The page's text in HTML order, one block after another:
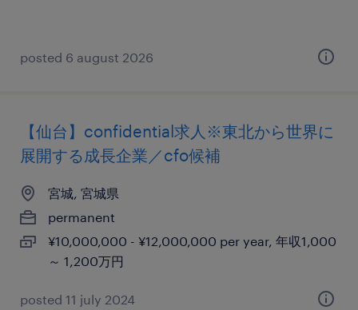
posted 6 august 2026
【仙台】confidential求人※東北から世界に
展開する成長企業／cfo候補
宮城, 宮城県
permanent
¥10,000,000 - ¥12,000,000 per year, 年収1,000
～ 1,200万円
posted 11 july 2024